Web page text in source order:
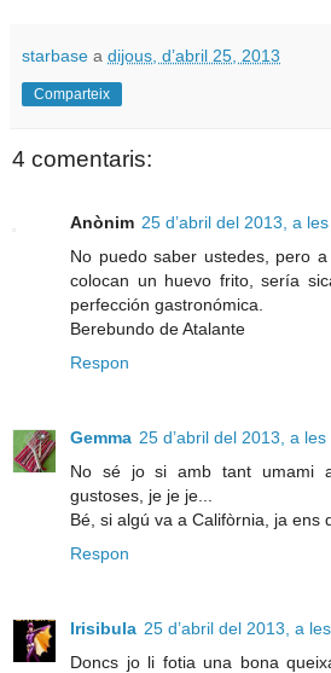
starbase a dijous, d’abril 25, 2013
Comparteix
4 comentaris:
Anònim 25 d’abril del 2013, a
No puedo saber ustedes, pero
colocan un huevo frito, sería
perfección gastronómica.
Berebundo de Atalante
Respon
Gemma 25 d’abril del 2013, a les
No sé jo si amb tant umami
gustoses, je je je...
Bé, si algú va a Califòrnia, ja ens
Respon
Irisibula 25 d’abril del 2013, a
Doncs jo li fotia una bona